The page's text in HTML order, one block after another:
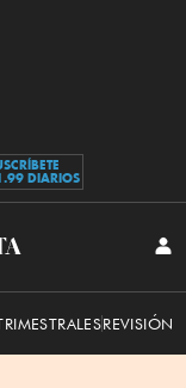
DIARIOS
REVISIÓN